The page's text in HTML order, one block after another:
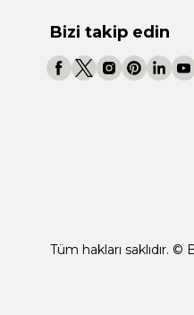
Bizi takip edin
Tüm hakları saklıdır.